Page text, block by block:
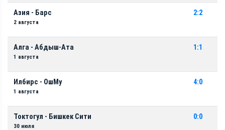
Азия - Барс
2 августа
2:2
Алга - Абдыш-Ата
1 августа
1:1
Илбирс - ОшМу
1 августа
4:0
Токтогул - Бишкек Сити
30 июля
0:0